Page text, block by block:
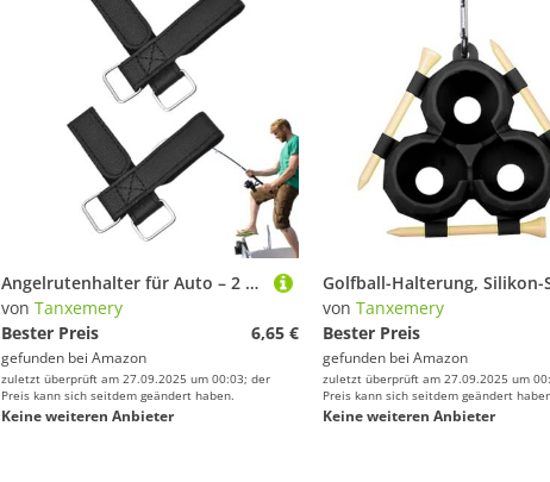
Helme von Tanxemery Matten & Kissen von Tanxemery
Luftpumpen von Tanxemery Schlafsäcke von
Boards von Tanxemery Kletterausrüstung von
Boxsäcke & Boxzubehör von Tanxemery Lampen von
Angelrutenhalter für Auto – 2 Stück Gurtband für Angelrute | Befestigungsgurte für Innenausstattung für Angeln, Camping und Outdoor
von Tanxemery
Bester Preis
6,65 €
gefunden bei Amazon
zuletzt überprüft am 27.09.2025 um 00:03; der
Preis kann sich seitdem geändert haben.
Keine weiteren Anbieter
von Tanxemery
Bester Preis
gefunden bei Amazon
zuletzt überprüft am 27.09.2025 um
Preis kann sich seitdem geändert
Keine weiteren Anbieter